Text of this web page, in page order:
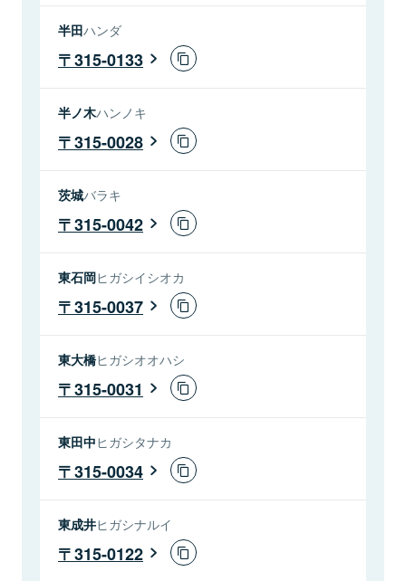
半田ハンダ
315-0133
半ノ木ハンノキ
315-0028
茨城バラキ
315-0042
東石岡ヒガシイシオカ
315-0037
東大橋ヒガシオオハシ
315-0031
東田中ヒガシタナカ
315-0034
東成井ヒガシナルイ
315-0122